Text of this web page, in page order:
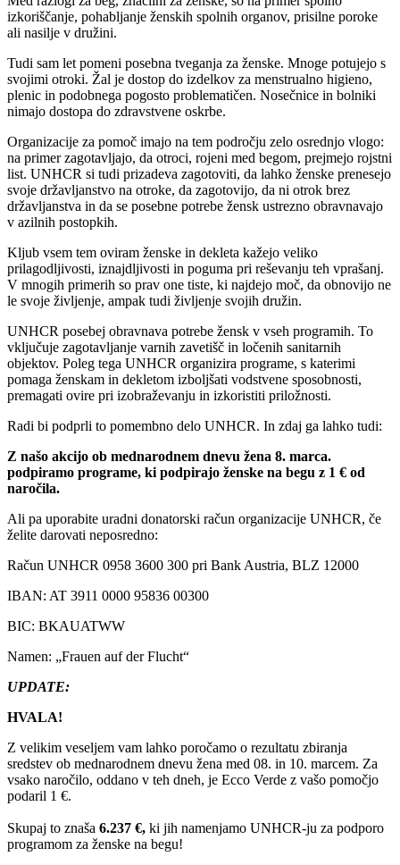
izkoriščanje, pohabljanje ženskih spolnih organov, prisilne poroke
ali nasilje v družini.
Tudi sam let pomeni posebna tveganja za ženske. Mnoge potujejo s
svojimi otroki. Žal je dostop do izdelkov za menstrualno higieno,
plenic in podobnega pogosto problematičen. Nosečnice in bolniki
nimajo dostopa do zdravstvene oskrbe.
Organizacije za pomoč imajo na tem področju zelo osrednjo vlogo:
na primer zagotavljajo, da otroci, rojeni med begom, prejmejo rojstni
list. UNHCR si tudi prizadeva zagotoviti, da lahko ženske prenesejo
svoje državljanstvo na otroke, da zagotovijo, da ni otrok brez
državljanstva in da se posebne potrebe žensk ustrezno obravnavajo
v azilnih postopkih.
Kljub vsem tem oviram ženske in dekleta kažejo veliko
prilagodljivosti, iznajdljivosti in poguma pri reševanju teh vprašanj.
V mnogih primerih so prav one tiste, ki najdejo moč, da obnovijo ne
le svoje življenje, ampak tudi življenje svojih družin.
UNHCR posebej obravnava potrebe žensk v vseh programih. To
vključuje zagotavljanje varnih zavetišč in ločenih sanitarnih
objektov. Poleg tega UNHCR organizira programe, s katerimi
pomaga ženskam in dekletom izboljšati vodstvene sposobnosti,
premagati ovire pri izobraževanju in izkoristiti priložnosti.
Radi bi podprli to pomembno delo UNHCR. In zdaj ga lahko tudi:
Z našo akcijo ob mednarodnem dnevu žena 8. marca.
podpiramo programe, ki podpirajo ženske na begu z 1 € od
naročila.
Ali pa uporabite uradni donatorski račun organizacije UNHCR, če
želite darovati neposredno:
Račun UNHCR 0958 3600 300 pri Bank Austria, BLZ 12000
IBAN: AT 3911 0000 95836 00300
BIC: BKAUATWW
Namen: „Frauen auf der Flucht“
UPDATE:
HVALA!
Z velikim veseljem vam lahko poročamo o rezultatu zbiranja
sredstev ob mednarodnem dnevu žena med 08. in 10. marcem. Za
vsako naročilo, oddano v teh dneh, je Ecco Verde z vašo pomočjo
podaril 1 €.
Skupaj to znaša 6.237 €, ki jih namenjamo UNHCR-ju za podporo
programom za ženske na begu!